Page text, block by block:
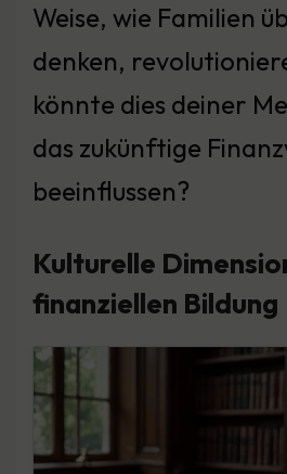
Weise, wie Familien
denken,
könnte dies deiner
das zukünftige
beeinflussen?
Kulturelle
finanziellen Bildung